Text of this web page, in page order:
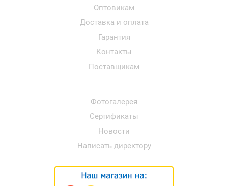
Оптовикам
Доставка и оплата
Гарантия
Контакты
Поставщикам
Фотогалерея
Сертификаты
Новости
Написать директору